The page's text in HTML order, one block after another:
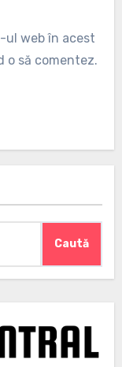
ul web în acest
o să comentez.
Caută